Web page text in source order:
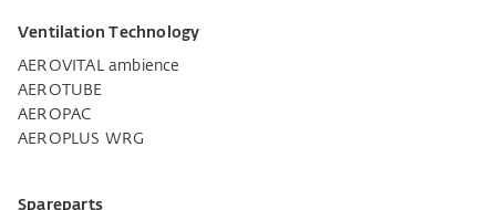
Ventilation Technology
AEROVITAL ambience
AEROTUBE
AEROPAC
AEROPLUS WRG
Spareparts